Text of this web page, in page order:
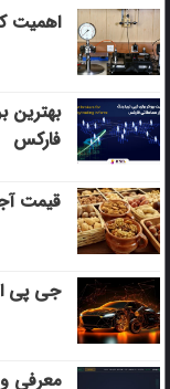
اهمیت
بهترین
فارکس
قیمت
جی پی
معرفی و